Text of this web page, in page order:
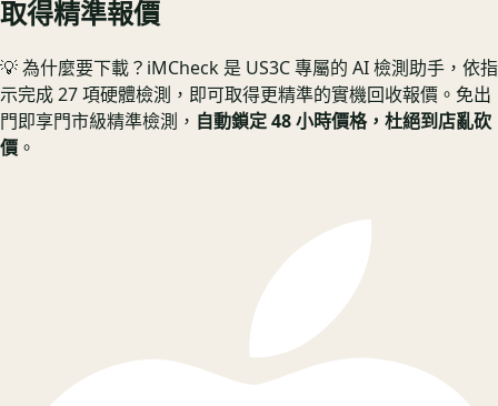
取得精準報價
💡 為什麼要下載？ iMCheck 是 US3C 專屬的 AI 檢測助手，依指
示完成 27 項硬體檢測，即可取得更精準的實機回收報價。 免出
門即享門市級精準檢測， 自動鎖定 48 小時價格，杜絕到店亂砍
價 。